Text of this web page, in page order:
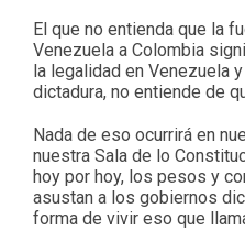
El que no entienda que la
Venezuela a Colombia
la legalidad en Venezuela
dictadura, no entiende de
Nada de eso ocurrirá en
nuestra Sala de lo
hoy por hoy, los pesos y
asustan a los gobiernos
forma de vivir eso que